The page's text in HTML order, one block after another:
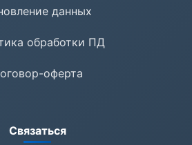
данных
обработки ПД
оферта
Связаться